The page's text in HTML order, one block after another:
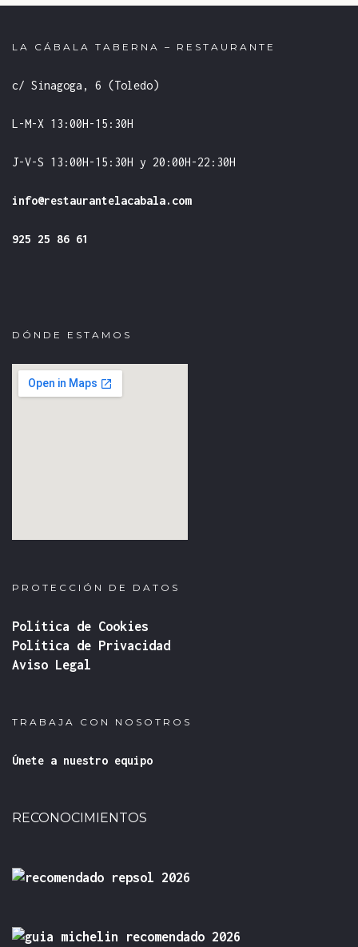
LA CÁBALA TABERNA – RESTAURANTE
c/ Sinagoga, 6 (Toledo)
L-M-X 13:00H-15:30H
J-V-S 13:00H-15:30H y 20:00H-22:30H
info@restaurantelacabala.com
925 25 86 61
DÓNDE ESTAMOS
PROTECCIÓN DE DATOS
Política de Cookies
Política de Privacidad
Aviso Legal
TRABAJA CON NOSOTROS
Únete a nuestro equipo
RECONOCIMIENTOS